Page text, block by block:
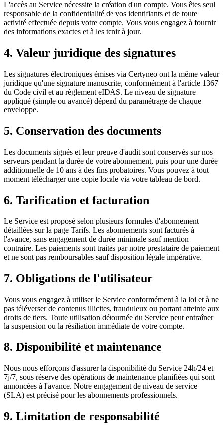
L'accès au Service nécessite la création d'un compte. Vous êtes seul
responsable de la confidentialité de vos identifiants et de toute
activité effectuée depuis votre compte. Vous vous engagez à fournir
des informations exactes et à les tenir à jour.
4. Valeur juridique des signatures
Les signatures électroniques émises via Certyneo ont la même valeur
juridique qu'une signature manuscrite, conformément à l'article 1367
du Code civil et au règlement eIDAS. Le niveau de signature
appliqué (simple ou avancé) dépend du paramétrage de chaque
enveloppe.
5. Conservation des documents
Les documents signés et leur preuve d'audit sont conservés sur nos
serveurs pendant la durée de votre abonnement, puis pour une durée
additionnelle de 10 ans à des fins probatoires. Vous pouvez à tout
moment télécharger une copie locale via votre tableau de bord.
6. Tarification et facturation
Le Service est proposé selon plusieurs formules d'abonnement
détaillées sur la page Tarifs. Les abonnements sont facturés à
l'avance, sans engagement de durée minimale sauf mention
contraire. Les paiements sont traités par notre prestataire de paiement
et ne sont pas remboursables sauf disposition légale impérative.
7. Obligations de l'utilisateur
Vous vous engagez à utiliser le Service conformément à la loi et à ne
pas téléverser de contenus illicites, frauduleux ou portant atteinte aux
droits de tiers. Toute utilisation détournée du Service peut entraîner
la suspension ou la résiliation immédiate de votre compte.
8. Disponibilité et maintenance
Nous nous efforçons d'assurer la disponibilité du Service 24h/24 et
7j/7, sous réserve des opérations de maintenance planifiées qui sont
annoncées à l'avance. Notre engagement de niveau de service
(SLA) est précisé pour les abonnements professionnels.
9. Limitation de responsabilité